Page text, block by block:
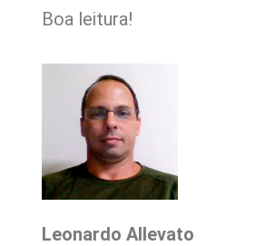
Boa leitura!
Leonardo Allevato